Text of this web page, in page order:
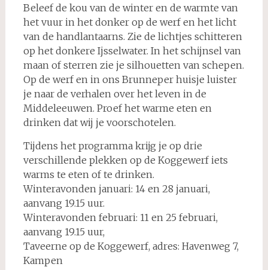
Beleef de kou van de winter en de warmte van
het vuur in het donker op de werf en het licht
van de handlantaarns. Zie de lichtjes schitteren
op het donkere Ijsselwater. In het schijnsel van
maan of sterren zie je silhouetten van schepen.
Op de werf en in ons Brunneper huisje luister
je naar de verhalen over het leven in de
Middeleeuwen. Proef het warme eten en
drinken dat wij je voorschotelen.
Tijdens het programma krijg je op drie
verschillende plekken op de Koggewerf iets
warms te eten of te drinken.
Winteravonden januari: 14 en 28 januari,
aanvang 19.15 uur.
Winteravonden februari: 11 en 25 februari,
aanvang 19.15 uur,
Taveerne op de Koggewerf, adres: Havenweg 7,
Kampen